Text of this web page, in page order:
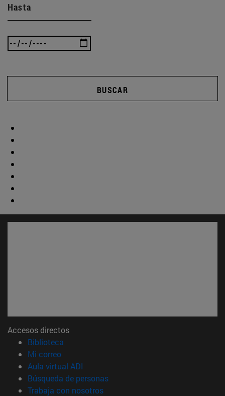
Hasta
BUSCAR
Accesos directos
Biblioteca
Mi correo(abre en nueva ventana)
Aula virtual ADI
Búsqueda de personas(abre en nueva ventana)
Trabaja con nosotros(abre en nueva ventana)